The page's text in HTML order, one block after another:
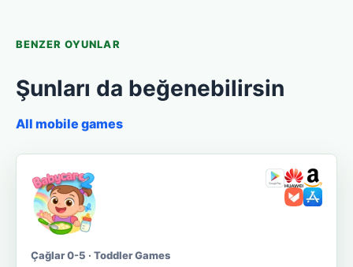
BENZER OYUNLAR
Şunları da beğenebilirsin
All mobile games
Çağlar 0-5 · Toddler Games